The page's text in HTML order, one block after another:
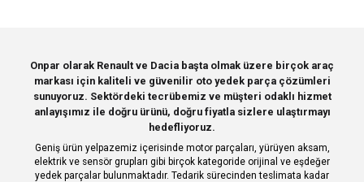
Ürün resmi kalitesiz, bozuk veya görüntülenemiyor.
Ürün açıklamasında eksik bilgiler bulunuyor.
Ürün bilgilerinde hatalar bulunuyor.
Ürün fiyatı diğer sitelerden daha pahalı.
Bu ürüne benzer farklı alternatifler olmalı.
Deneyimini Paylaş
Onpar olarak Renault ve Dacia başta olmak üzere birçok araç
markası için kaliteli ve güvenilir oto yedek parça çözümleri
sunuyoruz. Sektördeki tecrübemiz ve müşteri odaklı hizmet
anlayışımız ile doğru ürünü, doğru fiyatla sizlere ulaştırmayı
hedefliyoruz.
Geniş ürün yelpazemiz içerisinde motor parçaları, yürüyen aksam,
elektrik ve sensör grupları gibi birçok kategoride orijinal ve eşdeğer
yedek parçalar bulunmaktadır. Tedarik sürecinden teslimata kadar